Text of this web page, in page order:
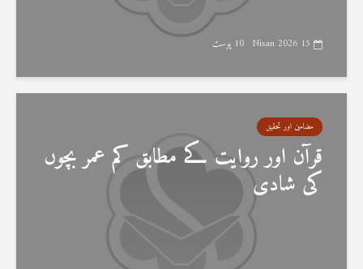
15 Nisan 2026 10 پوسٹ
مضامین اور تحقیق
قرآن اور روایت کے مطابق کم عمر بچوں
کی شادی